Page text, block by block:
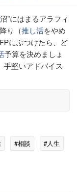
沼"にはまるアラフィ
り（推し活をやめ
にぶつけたら、ど
予算を決めましょ
手堅いアドバイス
#相談
#人生